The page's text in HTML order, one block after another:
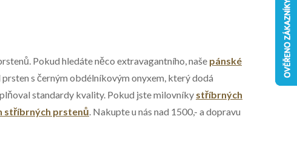
Pokud hledáte něco extravagantního, naše pánské
s černým obdélníkovým onyxem, který dodá
standardy kvality. Pokud jste milovníky stříbrných
stříbrných prstenů. Nakupte u nás nad 1500,- a dopravu